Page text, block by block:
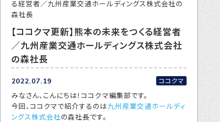
トピックス
ニュース
転職をお考えの方へ
る経営者／九州産業交通ホールディングス株式会社の
森社長
【ココクマ更新】熊本の未来をつくる経営者
／九州産業交通ホールディングス株式会社
の森社長
2022.07.19 ココクマ
みなさん、こんにちは！ココクマ編集部です。
今回、ココクマで紹介するのは九州産業交通ホールディ
ングス株式会社の森社長です。